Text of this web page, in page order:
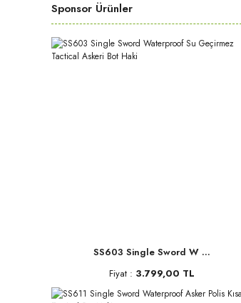
Sponsor Ürünler
SS603 Single Sword W ...
Fiyat : 3.799,00 TL